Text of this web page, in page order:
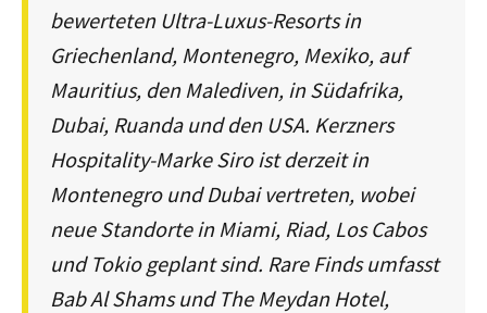
bewerteten Ultra-Luxus-Resorts in
Griechenland, Montenegro, Mexiko, auf
Mauritius, den Malediven, in Südafrika,
Dubai, Ruanda und den USA. Kerzners
Hospitality-Marke Siro ist derzeit in
Montenegro und Dubai vertreten, wobei
neue Standorte in Miami, Riad, Los Cabos
und Tokio geplant sind. Rare Finds umfasst
Bab Al Shams und The Meydan Hotel,